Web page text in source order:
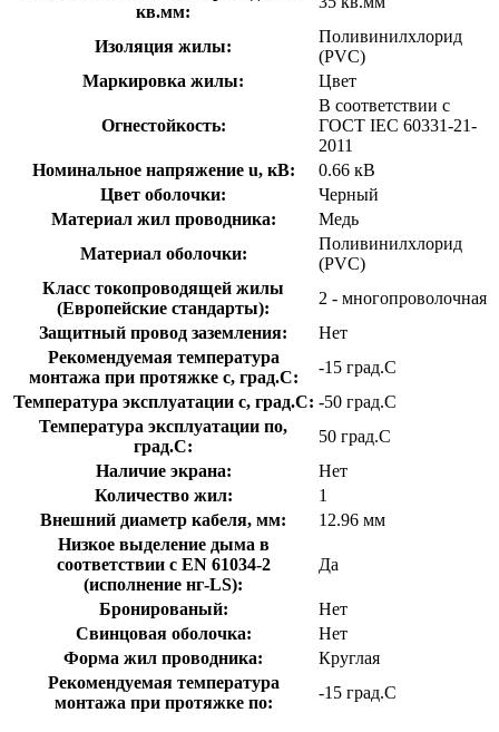
кв.мм:
Изоляция жилы:
Поливинилхлорид
(PVC)
Маркировка жилы:
Цвет
Огнестойкость:
В соответствии с
ГОСТ IEC 60331-21-
2011
Номинальное напряжение u, кВ:
0.66 кВ
Цвет оболочки:
Черный
Материал жил проводника:
Медь
Материал оболочки:
Поливинилхлорид
(PVC)
Класс токопроводящей жилы
(Европейские стандарты):
2 - многопроволочная
Защитный провод заземления:
Нет
Рекомендуемая температура
монтажа при протяжке с, град.C:
-15 град.C
Температура эксплуатации с, град.C: -50 град.C
Температура эксплуатации по,
град.C:
50 град.C
Наличие экрана:
Нет
Количество жил:
1
Внешний диаметр кабеля, мм:
12.96 мм
Низкое выделение дыма в
соответствии с EN 61034-2
(исполнение нг-LS):
Да
Бронированый:
Нет
Свинцовая оболочка:
Нет
Форма жил проводника:
Круглая
Рекомендуемая температура
монтажа при протяжке по:
-15 град.C